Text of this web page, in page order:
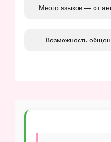
Много языков — от
Возможность